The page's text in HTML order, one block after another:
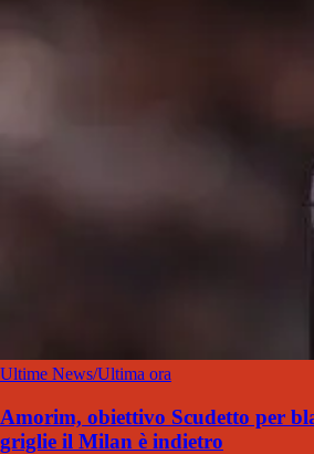
Ultime News/Ultima ora
Amorim, obiettivo Scudetto per
griglie il Milan è indietro